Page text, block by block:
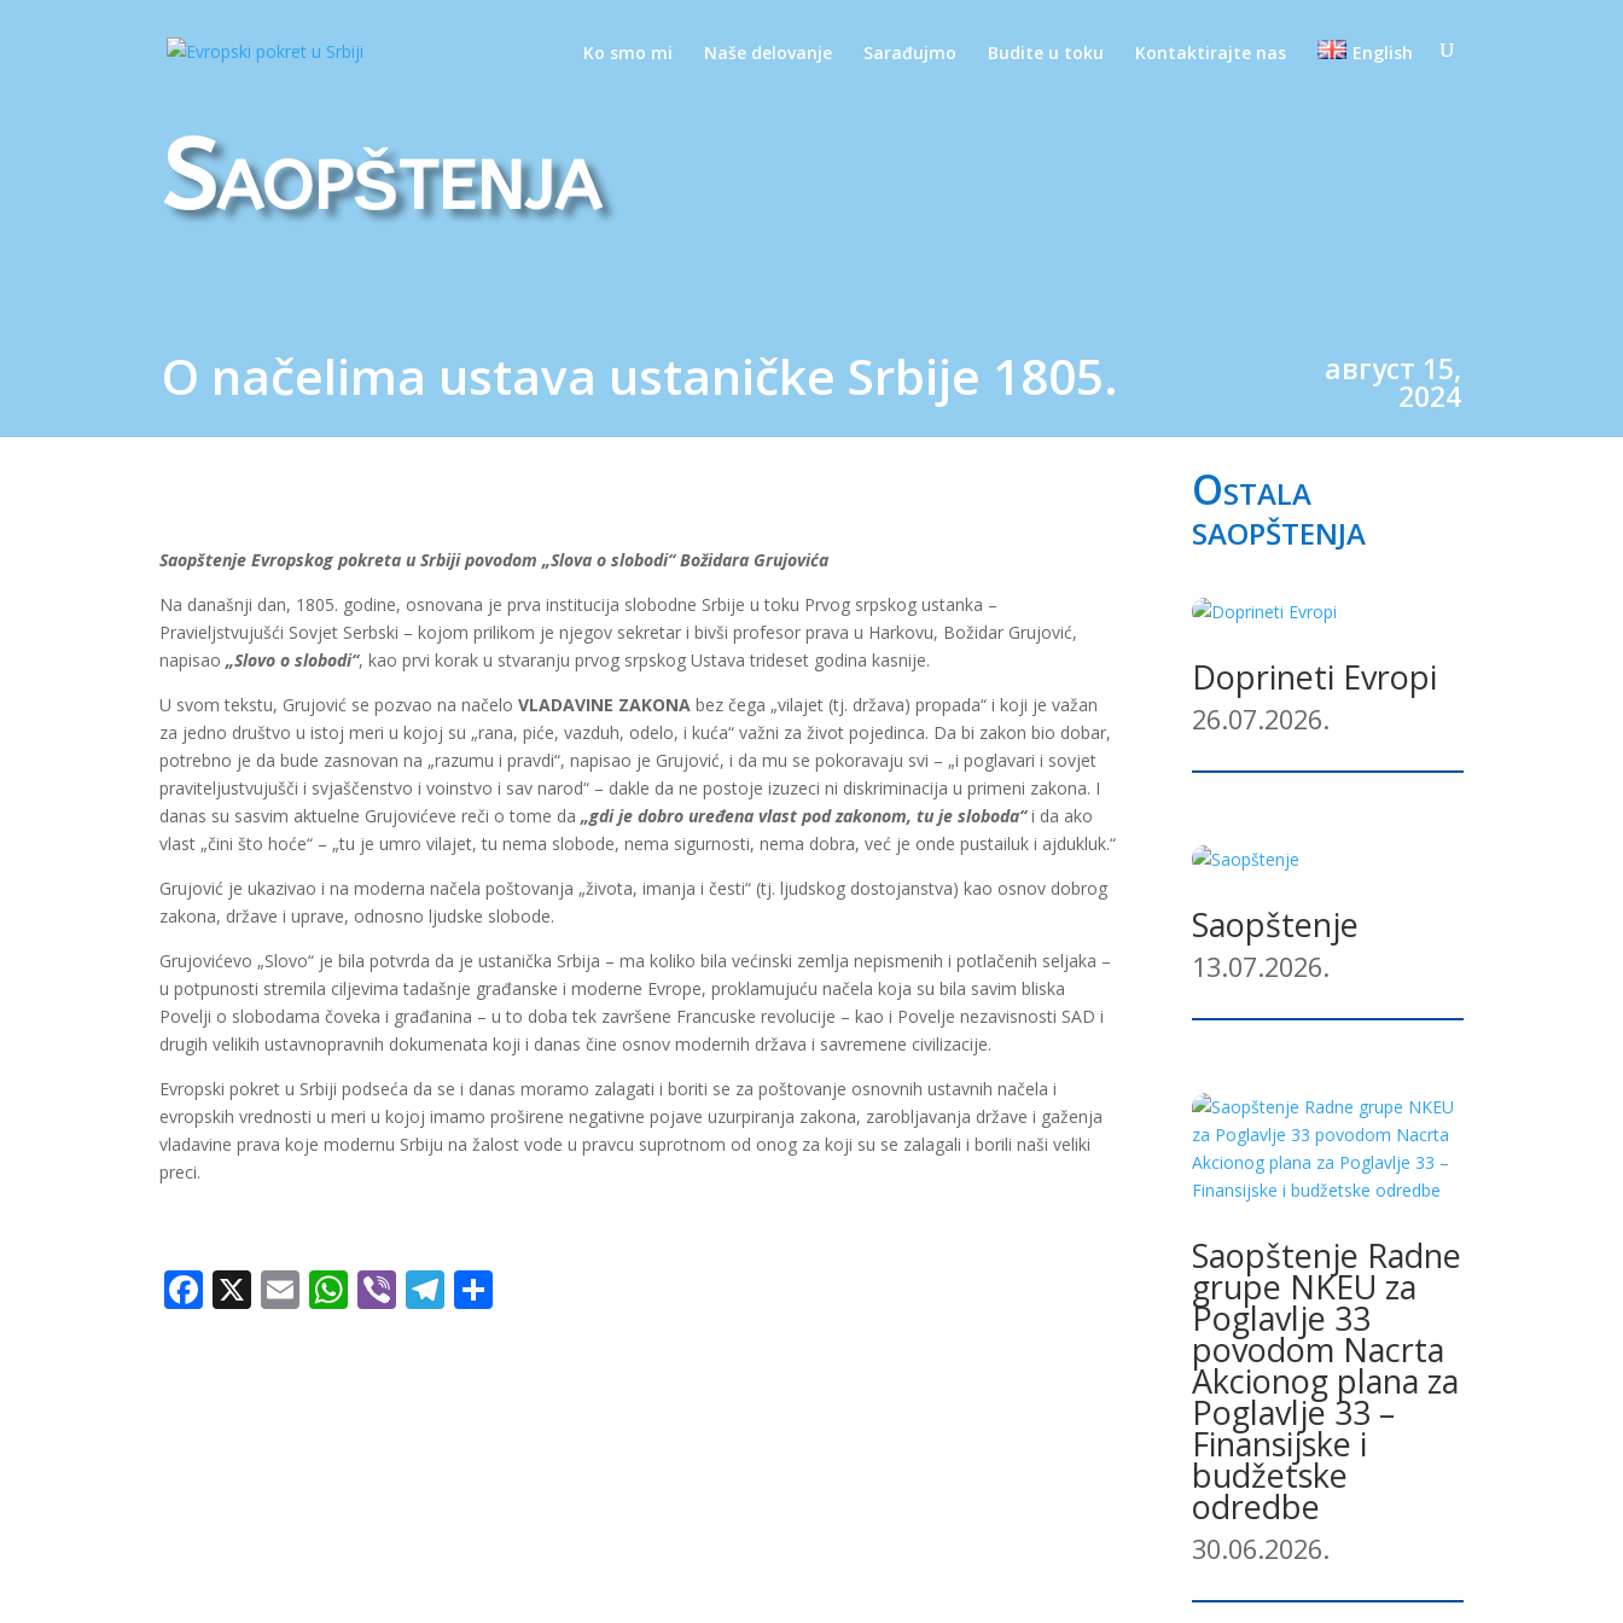
Ko smo mi Naše delovanje Sarađujmo Budite u toku Kontaktirajte nas English
Saopštenja
O načelima ustava ustaničke Srbije 1805. август 15,
2024
Saopštenje Evropskog pokreta u Srbiji povodom „Slova o slobodi“ Božidara Grujovića
Na današnji dan, 1805. godine, osnovana je prva institucija slobodne Srbije u toku Prvog srpskog ustanka –
Pravieljstvujušći Sovjet Serbski – kojom prilikom je njegov sekretar i bivši profesor prava u Harkovu, Božidar Grujović,
napisao „Slovo o slobodi“, kao prvi korak u stvaranju prvog srpskog Ustava trideset godina kasnije.
U svom tekstu, Grujović se pozvao na načelo VLADAVINE ZAKONA bez čega „vilajet (tj. država) propada“ i koji je važan
za jedno društvo u istoj meri u kojoj su „rana, piće, vazduh, odelo, i kuća“ važni za život pojedinca. Da bi zakon bio dobar,
potrebno je da bude zasnovan na „razumu i pravdi“, napisao je Grujović, i da mu se pokoravaju svi – „i poglavari i sovjet
praviteljustvujušči i svjaščenstvo i voinstvo i sav narod“ – dakle da ne postoje izuzeci ni diskriminacija u primeni zakona. I
danas su sasvim aktuelne Grujovićeve reči o tome da „gdi je dobro uređena vlast pod zakonom, tu je sloboda“i da ako
vlast „čini što hoće“ – „tu je umro vilajet, tu nema slobode, nema sigurnosti, nema dobra, već je onde pustailuk i ajdukluk.“
Grujović je ukazivao i na moderna načela poštovanja „života, imanja i česti“ (tj. ljudskog dostojanstva) kao osnov dobrog
zakona, države i uprave, odnosno ljudske slobode.
Grujovićevo „Slovo“ je bila potvrda da je ustanička Srbija – ma koliko bila većinski zemlja nepismenih i potlačenih seljaka –
u potpunosti stremila ciljevima tadašnje građanske i moderne Evrope, proklamujuću načela koja su bila savim bliska
Povelji o slobodama čoveka i građanina – u to doba tek završene Francuske revolucije – kao i Povelje nezavisnosti SAD i
drugih velikih ustavnopravnih dokumenata koji i danas čine osnov modernih država i savremene civilizacije.
Evropski pokret u Srbiji podseća da se i danas moramo zalagati i boriti se za poštovanje osnovnih ustavnih načela i
evropskih vrednosti u meri u kojoj imamo proširene negativne pojave uzurpiranja zakona, zarobljavanja države i gaženja
vladavine prava koje modernu Srbiju na žalost vode u pravcu suprotnom od onog za koji su se zalagali i borili naši veliki
preci.
Facebook
X EmailWhatsApp
ViberTelegram
Ostala
saopštenja
Doprineti Evropi
26.07.2026.
Saopštenje
13.07.2026.
Saopštenje Radne
grupe NKEU za
Poglavlje 33
povodom Nacrta
Akcionog plana za
Poglavlje 33 –
Finansijske i
budžetske
odredbe
30.06.2026.